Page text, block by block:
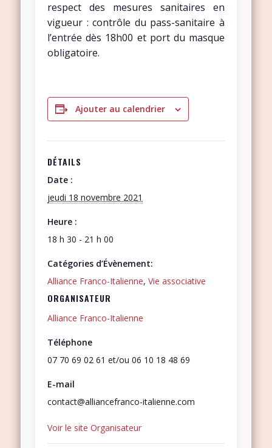
respect des mesures sanitaires en
vigueur : contrôle du pass-sanitaire à
l’entrée dès 18h00 et port du masque
obligatoire.
Ajouter au calendrier
DÉTAILS
Date :
jeudi 18 novembre 2021
Heure :
18 h 30 - 21 h 00
Catégories d’Évènement:
Alliance Franco-Italienne,Vie associative
ORGANISATEUR
Alliance Franco-Italienne
Téléphone
07 70 69 02 61 et/ou 06 10 18 48 69
E-mail
contact@alliancefranco-italienne.com
Voir le site Organisateur